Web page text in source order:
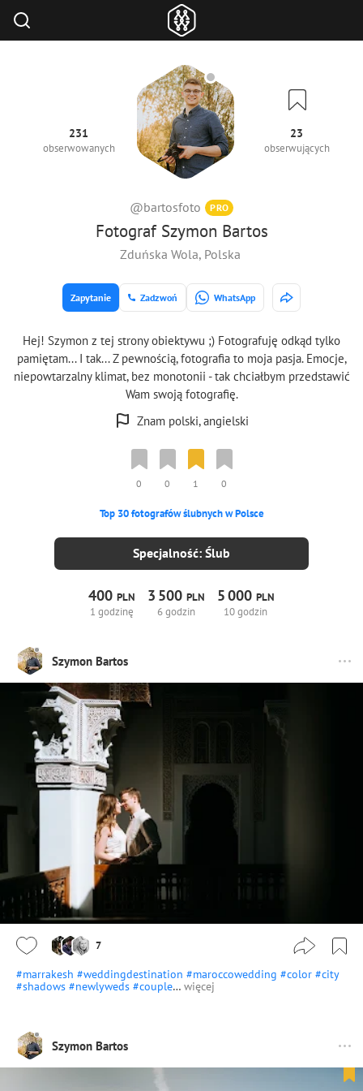
Fotograf Szymon Bartos
@bartosfoto PRO
231
obserwowanych
23
obserwujących
Zduńska Wola, Polska
Zapytanie Zadzwoń WhatsApp
Hej! Szymon z tej strony obiektywu ;) Fotografuję odkąd tylko
pamiętam... I tak... Z pewnością, fotografia to moja pasja. Emocje,
niepowtarzalny klimat, bez monotonii - tak chciałbym przedstawić
Wam swoją fotografię.
Znam polski, angielski
0 0 1 0
Top 30 fotografów ślubnych w Polsce
Specjalność: Ślub
400PLN
1 godzinę
3 500 PLN
6 godzin
5000 PLN
10 godzin
Szymon Bartos
7
#marrakesh #weddingdestination #maroccowedding #color #city
#shadows #newlyweds #couple… więcej
Szymon Bartos